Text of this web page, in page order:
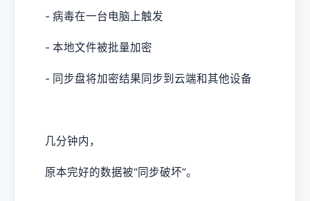
- 病毒在一台电脑上触发
- 本地文件被批量加密
- 同步盘将加密结果同步到云端和其他设备
几分钟内，
原本完好的数据被“同步破坏”。